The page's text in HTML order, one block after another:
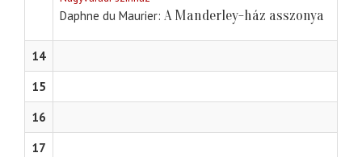
Daphne du Maurier A Manderley-ház asszonya
14
15
16
17